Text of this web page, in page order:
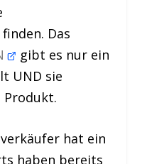
Das
gibt es nur ein
UND sie
Produkt.
hat ein
haben bereits